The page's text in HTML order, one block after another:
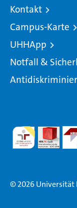
Kontakt
Campus-Karte
UHHApp
Notfall &
© 2026 Universität